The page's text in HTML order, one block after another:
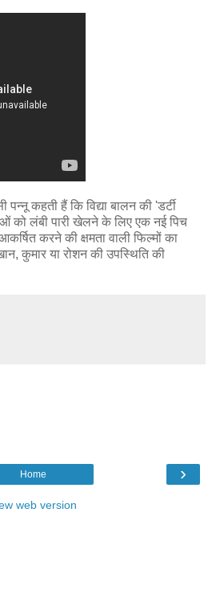
कहती हैं कि विद्या बालन की 'डर्टी
को लंबी पारी खेलने के लिए एक नई पिच
करने की क्षमता वाली फिल्मों का
कुमार या रोशन की उपस्थिति की
›
Home
web version